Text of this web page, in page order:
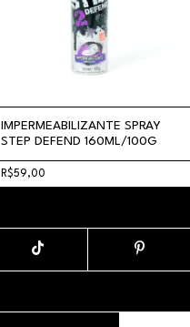
IMPERMEABILIZANTE SPRAY
STEP DEFEND 160ML/100G
R$59,00